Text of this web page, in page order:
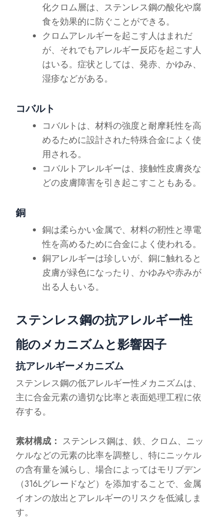
化クロム層は、ステンレス鋼の酸化や腐
食を効果的に防ぐことができる。
クロムアレルギーを起こす人はまれだ
が、それでもアレルギー反応を起こす人
はいる。症状としては、発赤、かゆみ、
湿疹などがある。
コバルト
コバルトは、材料の強度と耐摩耗性を高
めるために設計された特殊合金によく使
用される。
コバルトアレルギーは、接触性皮膚炎な
どの皮膚障害を引き起こすこともある。
銅
銅は柔らかい金属で、材料の靭性と導電
性を高めるために合金によく使われる。
銅アレルギーは珍しいが、銅に触れると
皮膚が緑色になったり、かゆみや赤みが
出る人もいる。
ステンレス鋼の抗アレルギー性
能のメカニズムと影響因子
抗アレルギーメカニズム
ステンレス鋼の低アレルギー性メカニズムは、
主に合金元素の適切な比率と表面処理工程に依
存する。
素材構成： ステンレス鋼は、鉄、クロム、ニッ
ケルなどの元素の比率を調整し、特にニッケル
の含有量を減らし、場合によってはモリブデン
（316Lグレードなど）を添加することで、金属
イオンの放出とアレルギーのリスクを低減しま
す。